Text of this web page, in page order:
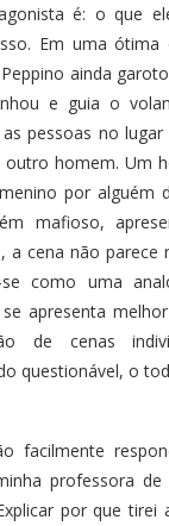
é: o que
Em uma ótima
ainda
e guia o
pessoas no
homem. Um
por alguém
mafioso,
a cena não parece
se como uma
apresenta
de cenas
questionável, o
facilmente
professora
por que tirei